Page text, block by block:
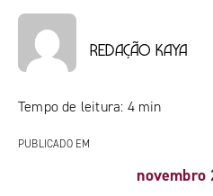
Redação Kaya
Tempo de leitura: 4 min
PUBLICADO EM
novembro